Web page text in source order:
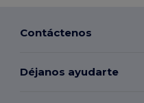
Contáctenos
Déjanos ayudarte